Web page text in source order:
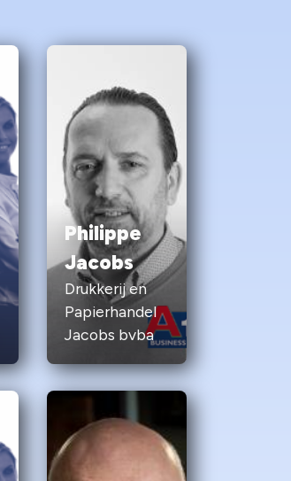
Philippe
Jacobs
Drukkerij en
Papierhandel
Jacobs bvba